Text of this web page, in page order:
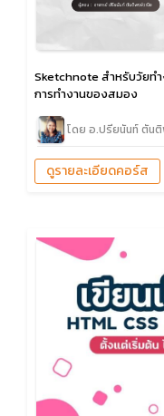
Sketchnote สำหรับวัยท
การทำงานของสมอง
โดย อ.ปรียนันท์ ตัน
ดูรายละเอียดคอร์ส